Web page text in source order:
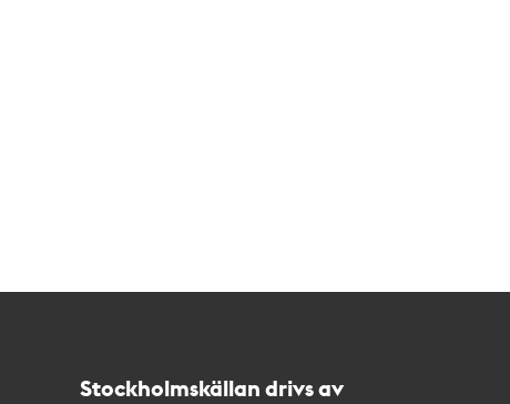
Stockholmskällan drivs av